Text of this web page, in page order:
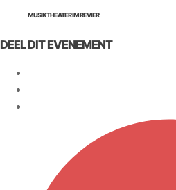
MUSIKTHEATER IM REVIER
DEEL DIT EVENEMENT